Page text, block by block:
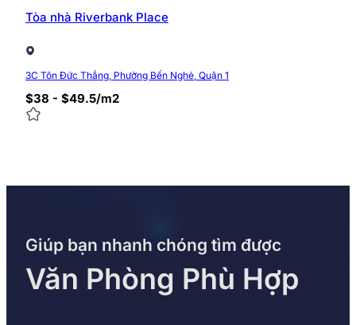
Tòa nhà Riverbank Place
3C Tôn Đức Thắng, Phường Bến Nghé, Quận 1
$38 - $49.5/m2
Giúp bạn nhanh chóng tìm được
Văn Phòng Phù Hợp